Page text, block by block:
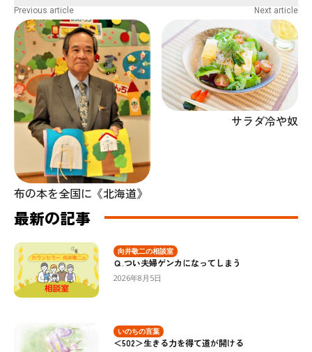
Previous article
布の本を全国に《北海道》
Next article
サラダ冷や奴
最新の記事
向井敬二の相談室
Ｑ.つい夫婦ゲンカになってしまう
2026年8月5日
いのちの言葉
＜502＞生きる力を得て道が開ける